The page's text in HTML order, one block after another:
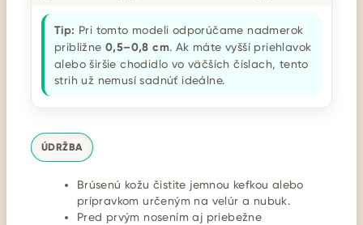
Tip: Pri tomto modeli odporúčame nadmerok
približne 0,5–0,8 cm. Ak máte vyšší priehlavok
alebo širšie chodidlo vo väčších číslach, tento
strih už nemusí sadnúť ideálne.
ÚDRŽBA
Brúsenú kožu čistite jemnou kefkou alebo
prípravkom určeným na velúr a nubuk.
Pred prvým nosením aj priebežne